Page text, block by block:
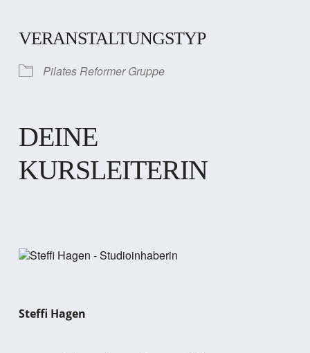
VERANSTALTUNGSTYP
Pilates Reformer Gruppe
DEINE
KURSLEITERIN
Steffi Hagen